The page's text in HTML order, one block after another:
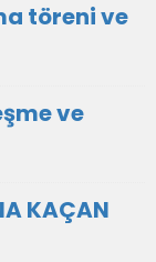
töreni ve
ve
KAÇAN